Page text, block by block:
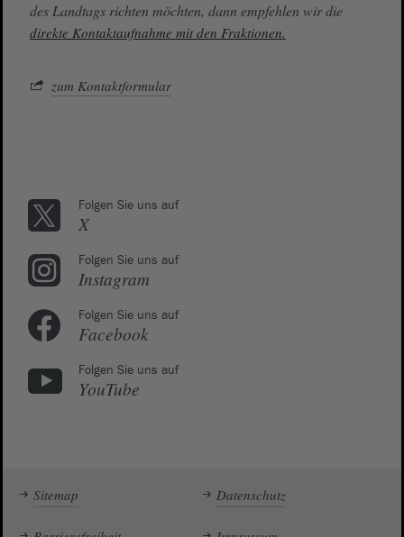
des Landtags richten möchten, dann empfehlen wir die
direkte Kontaktaufnahme mit den Fraktionen.
zum Kontaktformular
Folgen Sie uns auf
X
Folgen Sie uns auf
Instagram
Folgen Sie uns auf
Facebook
Folgen Sie uns auf
YouTube
Sitemap Datenschutz